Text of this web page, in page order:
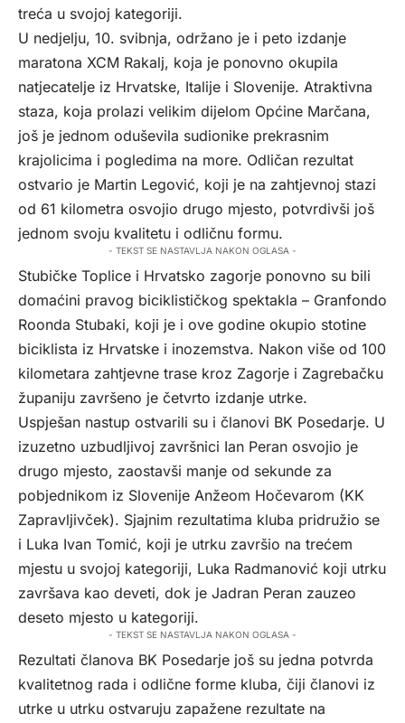
treća u svojoj kategoriji.
U nedjelju, 10. svibnja, održano je i peto izdanje
maratona XCM Rakalj, koja je ponovno okupila
natjecatelje iz Hrvatske, Italije i Slovenije. Atraktivna
staza, koja prolazi velikim dijelom Općine Marčana,
još je jednom oduševila sudionike prekrasnim
krajolicima i pogledima na more. Odličan rezultat
ostvario je Martin Legović, koji je na zahtjevnoj stazi
od 61 kilometra osvojio drugo mjesto, potvrdivši još
jednom svoju kvalitetu i odličnu formu.
- TEKST SE NASTAVLJA NAKON OGLASA -
Stubičke Toplice i Hrvatsko zagorje ponovno su bili
domaćini pravog biciklističkog spektakla – Granfondo
Roonda Stubaki, koji je i ove godine okupio stotine
biciklista iz Hrvatske i inozemstva. Nakon više od 100
kilometara zahtjevne trase kroz Zagorje i Zagrebačku
županiju završeno je četvrto izdanje utrke.
Uspješan nastup ostvarili su i članovi BK Posedarje. U
izuzetno uzbudljivoj završnici Ian Peran osvojio je
drugo mjesto, zaostavši manje od sekunde za
pobjednikom iz Slovenije Anžeom Hočevarom (KK
Zapravljivček). Sjajnim rezultatima kluba pridružio se
i Luka Ivan Tomić, koji je utrku završio na trećem
mjestu u svojoj kategoriji, Luka Radmanović koji utrku
završava kao deveti, dok je Jadran Peran zauzeo
deseto mjesto u kategoriji.
- TEKST SE NASTAVLJA NAKON OGLASA -
Rezultati članova BK Posedarje još su jedna potvrda
kvalitetnog rada i odlične forme kluba, čiji članovi iz
utrke u utrku ostvaruju zapažene rezultate na